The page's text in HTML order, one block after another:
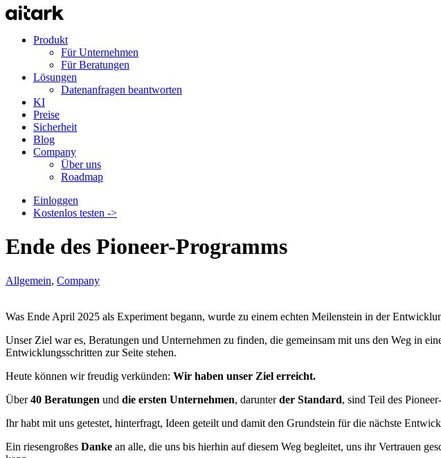
Produkt
Für Unternehmen
Für Beratungen
Lösungen
Datenanfragen beantworten
KI
Preise
Sicherheit
Blog
Company
Über uns
Roadmap
Einloggen
Kostenlos testen ->
Ende des Pioneer-Programms
Allgemein, Company
Was Ende April 2025 als Experiment begann, wurde zu einem echten Meilenstein in der
Unser Ziel war es, Beratungen und Unternehmen zu finden, die gemeinsam mit uns den Weg in
Entwicklungsschritten zur Seite stehen.
Heute können wir freudig verkünden: Wir haben unser Ziel erreicht.
Über40 Beratungen und die ersten Unternehmen, darunterder Standard, sind Teil des
Ihr habt mit uns getestet, hinterfragt, Ideen geteilt und damit den Grundstein für die nächste
Ein riesengroßes Danke an alle, die uns bis hierhin auf diesem Weg begleitet, uns ihr Vertrauen